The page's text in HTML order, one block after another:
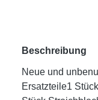
Beschreibung
Neue und
Ersatzteile1